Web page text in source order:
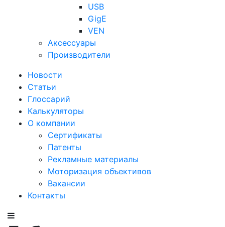
USB
GigE
VEN
Аксессуары
Производители
Новости
Статьи
Глоссарий
Калькуляторы
О компании
Сертификаты
Патенты
Рекламные материалы
Моторизация объективов
Вакансии
Контакты